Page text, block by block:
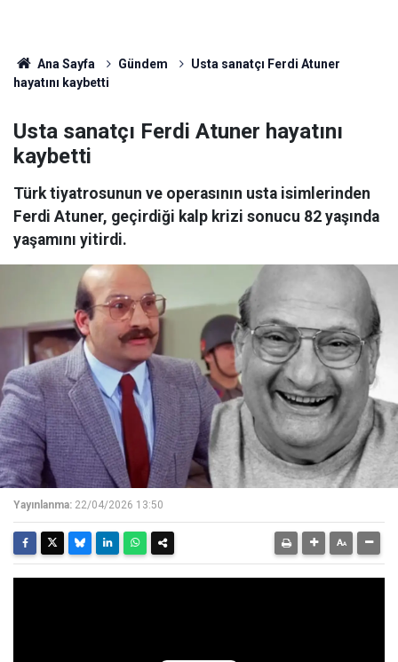
Ana Sayfa Gündem
Usta sanatçı Ferdi Atuner
hayatını kaybetti
Usta sanatçı Ferdi Atuner hayatını
kaybetti
Türk tiyatrosunun ve operasının usta isimlerinden
Ferdi Atuner, geçirdiği kalp krizi sonucu 82 yaşında
yaşamını yitirdi.
Yayınlanma: 22/04/2026 13:50